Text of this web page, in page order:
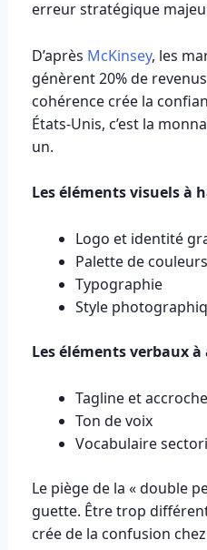
erreur stratégique
D’après McKinsey, les
génèrent 20% de
cohérence crée la
États-Unis, c’est la
un.
Les éléments visuels à
Logo et identité
Palette de couleurs
Typographie
Style
Les éléments verbaux
Tagline et
Ton de voix
Vocabulaire
Le piège de la « double
guette. Être trop
crée de la confusion